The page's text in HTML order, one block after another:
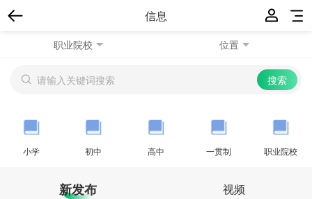
信息
职业院校 位置
小学 初中 高中 一贯制 职业院校
新发布 视频